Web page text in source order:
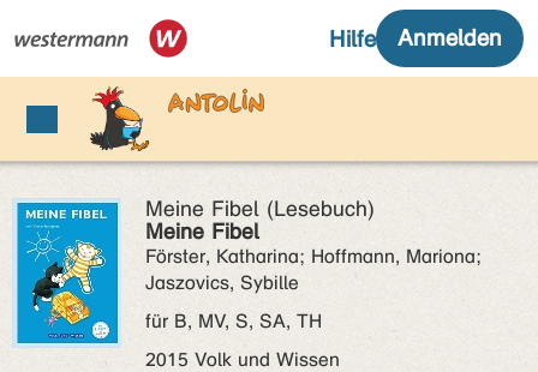
Meine Fibel (Lesebuch)
Meine Fibel
Förster, Katharina; Hoffmann, Mariona;
Jaszovics, Sybille
für B, MV, S, SA, TH
2015 Volk und Wissen